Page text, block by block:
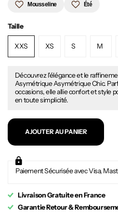
Mousseline Été
Taille
XXS XS S M
Découvrez l'élégance et le
Asymétrique Asymétrique Chic.
occasions, elle allie confort et style
en toute simplicité.
AJOUTER AU PANIER
Paiement Sécurisée avec Visa,
Livraison Gratuite en France
Garantie Retour &